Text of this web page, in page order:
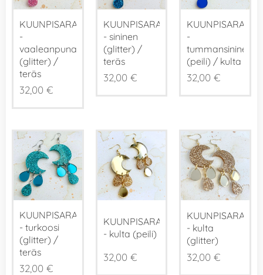
KUUNPISARAT
-
vaaleanpunainen
(glitter) /
teräs
32,00 €
KUUNPISARAT
- sininen
(glitter) /
teräs
32,00 €
KUUNPISARAT
-
tummansininen
(peili) / kulta
32,00 €
KUUNPISARAT
- turkoosi
(glitter) /
teräs
32,00 €
KUUNPISARAT
- kulta (peili)
32,00 €
KUUNPISARAT
- kulta
(glitter)
32,00 €